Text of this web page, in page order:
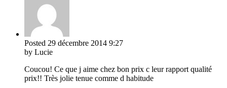
Posted 29 décembre 2014 9:27
by Lucie
Coucou! Ce que j aime chez bon prix c leur rapport qualité
prix!! Très jolie tenue comme d habitude